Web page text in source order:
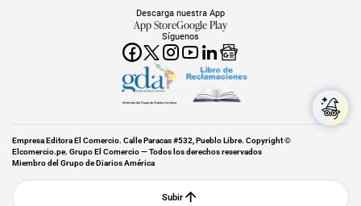
Síguenos
Descarga nuestra App
App StoreGoogle Play
Miembro del Grupo de Diarios América
Empresa Editora El Comercio. Calle Paracas #532, Pueblo Libre. Copyright ©
Elcomercio.pe. Grupo El Comercio — Todos los derechos reservados
Miembro del Grupo de Diarios América
Subir